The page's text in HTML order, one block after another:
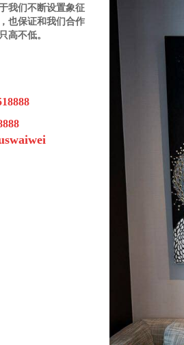
我们不断设置象征
也保证和我们合作
高不低。
swaiwei
接